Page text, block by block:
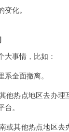
化。
大事情，比如：
系全面撤离。
他热点地区去办理
。
或其他热点地区去